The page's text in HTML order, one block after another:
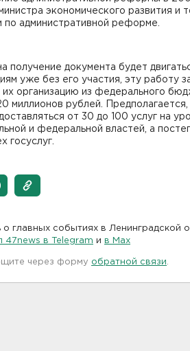
экономического развития и
по административной реформе.
получение документа будет
уже без его участия, эту работу
их организацию из федерального
миллионов рублей.
от 30 до 100 услуг на
и федеральной властей, а
госуслуг.
главных событиях в Ленинградской
47news в Telegram и в Maх
через форму обратной связи